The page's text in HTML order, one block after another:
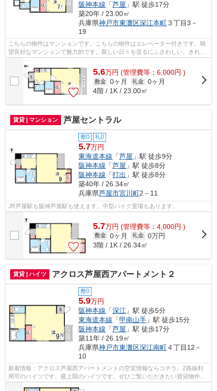
阪神本線 「芦屋 」駅 徒歩17分
築20年 / 23.00㎡
兵庫県神戸市東灘区深江本町３丁目3－
19
こちらの物件はマンションです。こちらの物件はエレベーター付きです。眺
望良好なマンションで魅力的です。新しい日々を送るにふさわしい、きれい
5.6万円 (管理費等：6,000円 )
敷金 0ヶ月 礼金 0ヶ月
4階 / 1K / 23.00㎡
賃貸 | マンション 芦屋セントラル
敷0 礼0
5.7万円
東海道本線 「芦屋 」駅 徒歩9分
阪神本線 「芦屋 」駅 徒歩8分
阪神本線 「打出 」駅 徒歩8分
築40年 / 26.34㎡
兵庫県芦屋市宮川町2－11
JR芦屋駅も阪神芦屋駅も使えます。中型バイク置場もあります。
5.7万円 (管理費等：4,000円 )
敷金 0ヶ月 礼金 0万円
3階 / 1K / 26.34㎡
賃貸 | ハイツ アクロス芦屋西アパートメント２
敷0
5.9万円
阪神本線 「深江 」駅 徒歩5分
東海道本線 「甲南山手 」駅 徒歩15分
阪神本線 「芦屋 」駅 徒歩17分
築11年 / 26.19㎡
兵庫県神戸市東灘区深江南町４丁目12－
10
新着情報：アクロス芦屋西アパートメントの空室情報ならコチラ。2路線利
用可のハイツです。最上階のハイツです。ぜひご覧いただきたい賃貸物件で